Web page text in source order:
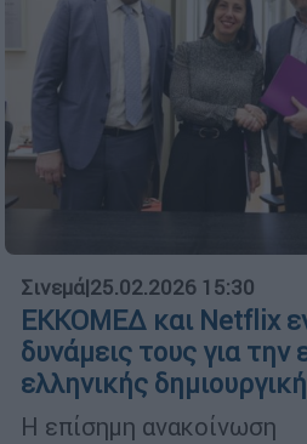
Σινεμά|25.02.2026 15:30
ΕΚΚΟΜΕΔ και Netflix
δυνάμεις τους για την
ελληνικής
Η επίσημη ανακοίνωση